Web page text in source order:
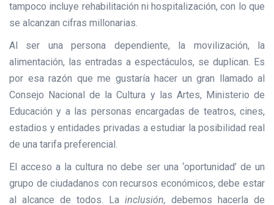
tampoco incluye rehabilitación ni hospitalización, con lo que
se alcanzan cifras millonarias.
Al ser una persona dependiente, la movilización, la
alimentación, las entradas a espectáculos, se duplican. Es
por esa razón que me gustaría hacer un gran llamado al
Consejo Nacional de la Cultura y las Artes, Ministerio de
Educación y a las personas encargadas de teatros, cines,
estadios y entidades privadas a estudiar la posibilidad real
de una tarifa preferencial.
El acceso a la cultura no debe ser una ‘oportunidad’ de un
grupo de ciudadanos con recursos económicos, debe estar
al alcance de todos. La inclusión, debemos hacerla de